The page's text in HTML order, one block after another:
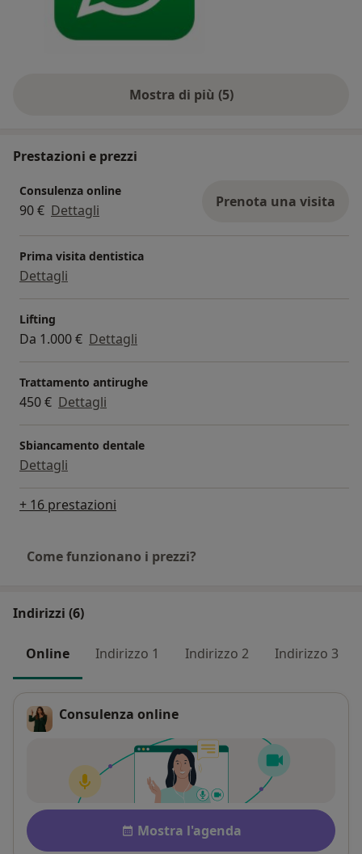
Mostra di più (5)
Prestazioni e prezzi
Consulenza online
90 € Dettagli Prenota una visita
Prima visita dentistica
Dettagli
Lifting
Da 1.000 € Dettagli
Trattamento antirughe
450 € Dettagli
Sbiancamento dentale
Dettagli
+ 16 prestazioni
Come funzionano i prezzi?
Indirizzi (6)
Online Indirizzo 1 Indirizzo 2 Indirizzo 3
Consulenza online
Disponibilità
Mostra l'agenda